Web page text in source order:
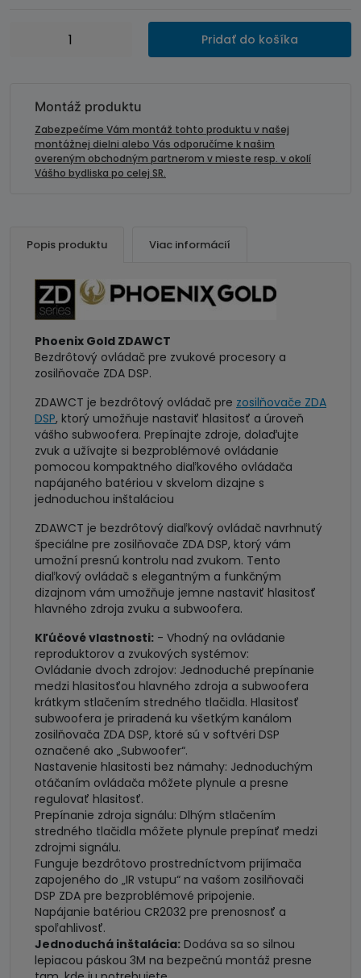
množstvo
bezkáblový
ovládač
Pridať do košíka
Montáž produktu
Zabezpečíme Vám montáž tohto produktu v našej
montážnej dielni alebo Vás odporučíme k našim
overeným obchodným partnerom v mieste resp. v okolí
Vášho bydliska po celej SR.
Popis produktu Viac informácií
Phoenix Gold ZDAWCT
Bezdrôtový ovládač pre zvukové procesory a
zosilňovače ZDA DSP.
ZDAWCT je bezdrôtový ovládač pre zosilňovače ZDA
DSP, ktorý umožňuje nastaviť hlasitosť a úroveň
vášho subwoofera. Prepínajte zdroje, dolaďujte
zvuk a užívajte si bezproblémové ovládanie
pomocou kompaktného diaľkového ovládača
napájaného batériou v skvelom dizajne s
jednoduchou inštaláciou
ZDAWCT je bezdrôtový diaľkový ovládač navrhnutý
špeciálne pre zosilňovače ZDA DSP, ktorý vám
umožní presnú kontrolu nad zvukom. Tento
diaľkový ovládač s elegantným a funkčným
dizajnom vám umožňuje jemne nastaviť hlasitosť
hlavného zdroja zvuku a subwoofera.
Kľúčové vlastnosti: - Vhodný na ovládanie
reproduktorov a zvukových systémov:
Ovládanie dvoch zdrojov: Jednoduché prepínanie
medzi hlasitosťou hlavného zdroja a subwoofera
krátkym stlačením stredného tlačidla. Hlasitosť
subwoofera je priradená ku všetkým kanálom
zosilňovača ZDA DSP, ktoré sú v softvéri DSP
označené ako „Subwoofer“.
Nastavenie hlasitosti bez námahy: Jednoduchým
otáčaním ovládača môžete plynule a presne
regulovať hlasitosť.
Prepínanie zdroja signálu: Dlhým stlačením
stredného tlačidla môžete plynule prepínať medzi
zdrojmi signálu.
Funguje bezdrôtovo prostredníctvom prijímača
zapojeného do „IR vstupu“ na vašom zosilňovači
DSP ZDA pre bezproblémové pripojenie.
Napájanie batériou CR2032 pre prenosnosť a
spoľahlivosť.
Jednoduchá inštalácia: Dodáva sa so silnou
lepiacou páskou 3M na bezpečnú montáž presne